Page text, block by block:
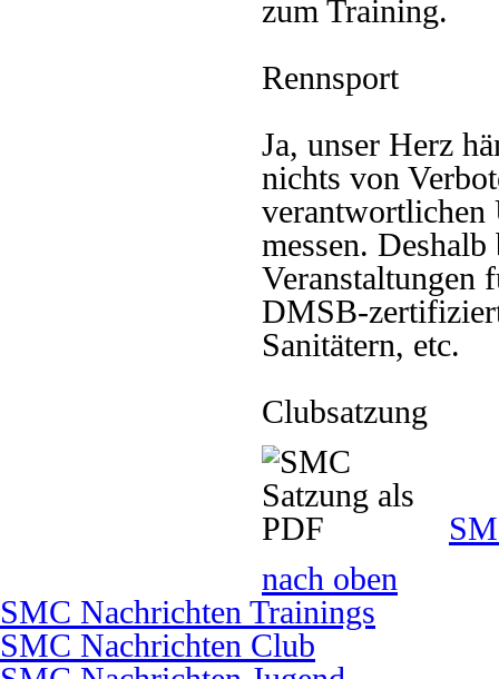
zum Training.
Rennsport
Ja, unser Herz
nichts von
verantwortlichen
messen.
Veranstaltungen
DMSB-
Sanitätern, etc.
Clubsatzung
nach oben
SMC Nachrichten Trainings
SMC Nachrichten Club